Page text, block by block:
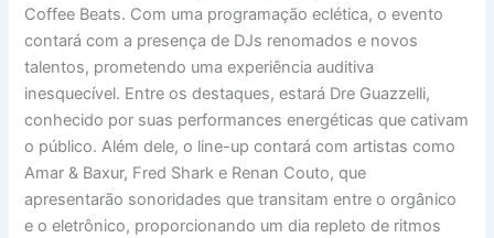
Coffee Beats. Com uma programação eclética, o evento
contará com a presença de DJs renomados e novos
talentos, prometendo uma experiência auditiva
inesquecível. Entre os destaques, estará Dre Guazzelli,
conhecido por suas performances energéticas que cativam
o público. Além dele, o line-up contará com artistas como
Amar & Baxur, Fred Shark e Renan Couto, que
apresentarão sonoridades que transitam entre o orgânico
e o eletrônico, proporcionando um dia repleto de ritmos